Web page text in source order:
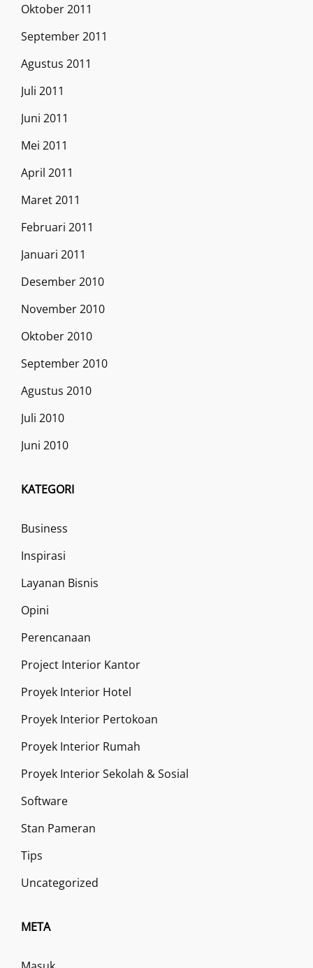
Oktober 2011
September 2011
Agustus 2011
Juli 2011
Juni 2011
Mei 2011
April 2011
Maret 2011
Februari 2011
Januari 2011
Desember 2010
November 2010
Oktober 2010
September 2010
Agustus 2010
Juli 2010
Juni 2010
KATEGORI
Business
Inspirasi
Layanan Bisnis
Opini
Perencanaan
Project Interior Kantor
Proyek Interior Hotel
Proyek Interior Pertokoan
Proyek Interior Rumah
Proyek Interior Sekolah & Sosial
Software
Stan Pameran
Tips
Uncategorized
META